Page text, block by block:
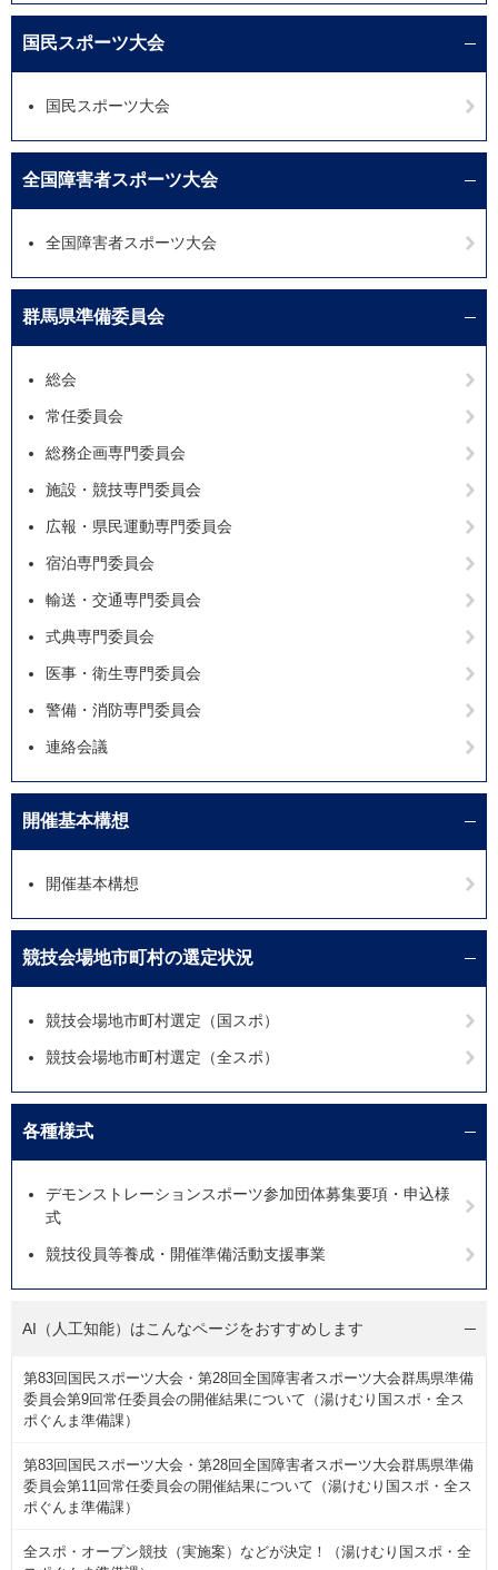
国民スポーツ大会
国民スポーツ大会
全国障害者スポーツ大会
全国障害者スポーツ大会
群馬県準備委員会
総会
常任委員会
総務企画専門委員会
施設・競技専門委員会
広報・県民運動専門委員会
宿泊専門委員会
輸送・交通専門委員会
式典専門委員会
医事・衛生専門委員会
警備・消防専門委員会
連絡会議
開催基本構想
開催基本構想
競技会場地市町村の選定状況
競技会場地市町村選定（国スポ）
競技会場地市町村選定（全スポ）
各種様式
デモンストレーションスポーツ参加団体募集要項・申込様
式
競技役員等養成・開催準備活動支援事業
AI（人工知能）はこんなページをおすすめします
第83回国民スポーツ大会・第28回全国障害者スポーツ大会群馬県準備
委員会第9回常任委員会の開催結果について（湯けむり国スポ・全ス
ポぐんま準備課）
第83回国民スポーツ大会・第28回全国障害者スポーツ大会群馬県準備
委員会第11回常任委員会の開催結果について（湯けむり国スポ・全ス
ポぐんま準備課）
全スポ・オープン競技（実施案）などが決定！（湯けむり国スポ・全